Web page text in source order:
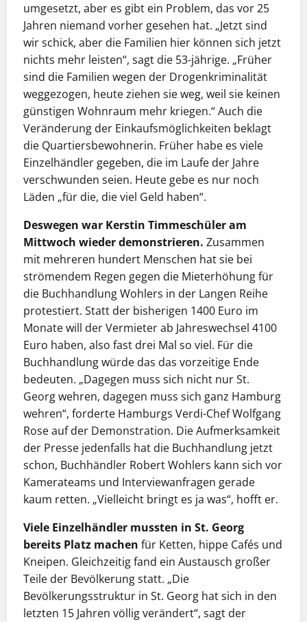
umgesetzt, aber es gibt ein Problem, das vor 25
Jahren niemand vorher gesehen hat. „Jetzt sind
wir schick, aber die Familien hier können sich jetzt
nichts mehr leisten“, sagt die 53-jährige. „Früher
sind die Familien wegen der Drogenkriminalität
weggezogen, heute ziehen sie weg, weil sie keinen
günstigen Wohnraum mehr kriegen.“ Auch die
Veränderung der Einkaufsmöglichkeiten beklagt
die Quartiersbewohnerin. Früher habe es viele
Einzelhändler gegeben, die im Laufe der Jahre
verschwunden seien. Heute gebe es nur noch
Läden „für die, die viel Geld haben“.
Deswegen war Kerstin Timmeschüler am
Mittwoch wieder demonstrieren. Zusammen
mit mehreren hundert Menschen hat sie bei
strömendem Regen gegen die Mieterhöhung für
die Buchhandlung Wohlers in der Langen Reihe
protestiert. Statt der bisherigen 1400 Euro im
Monate will der Vermieter ab Jahreswechsel 4100
Euro haben, also fast drei Mal so viel. Für die
Buchhandlung würde das das vorzeitige Ende
bedeuten. „Dagegen muss sich nicht nur St.
Georg wehren, dagegen muss sich ganz Hamburg
wehren“, forderte Hamburgs Verdi-Chef Wolfgang
Rose auf der Demonstration. Die Aufmerksamkeit
der Presse jedenfalls hat die Buchhandlung jetzt
schon, Buchhändler Robert Wohlers kann sich vor
Kamerateams und Interviewanfragen gerade
kaum retten. „Vielleicht bringt es ja was“, hofft er.
Viele Einzelhändler mussten in St. Georg
bereits Platz machen für Ketten, hippe Cafés und
Kneipen. Gleichzeitig fand ein Austausch großer
Teile der Bevölkerung statt. „Die
Bevölkerungsstruktur in St. Georg hat sich in den
letzten 15 Jahren völlig verändert“, sagt der